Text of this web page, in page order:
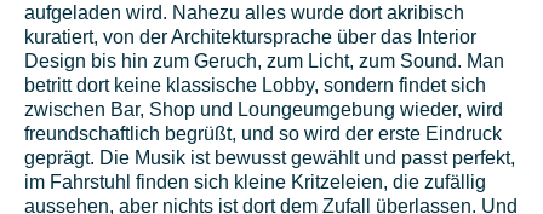
aufgeladen wird. Nahezu alles wurde dort akribisch
kuratiert, von der Architektursprache über das Interior
Design bis hin zum Geruch, zum Licht, zum Sound. Man
betritt dort keine klassische Lobby, sondern findet sich
zwischen Bar, Shop und Loungeumgebung wieder, wird
freundschaftlich begrüßt, und so wird der erste Eindruck
geprägt. Die Musik ist bewusst gewählt und passt perfekt,
im Fahrstuhl finden sich kleine Kritzeleien, die zufällig
aussehen, aber nichts ist dort dem Zufall überlassen. Und